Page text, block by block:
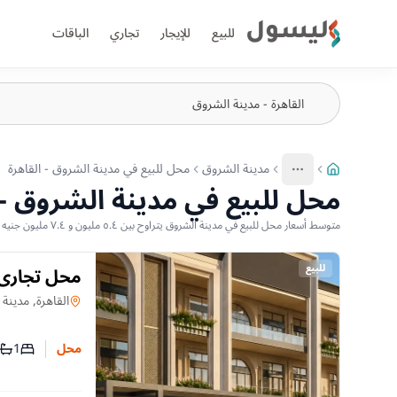
ليسول للبيع للإيجار تجاري الباقات
More
عرض المزيد من المسارات
مدينة الشروق محل للبيع في مدينة الشروق - القاهرة
محل للبيع في مدينة الشروق -
متوسط أسعار محل للبيع في مدينة الشروق يتراوح بين ٥.٤ مليون و ٧.٤ مليون جنيه — بناءً على أحدث العروض المتاحة
للبيع
الحرية
محلفي
القاهرة,
محل
عدد1